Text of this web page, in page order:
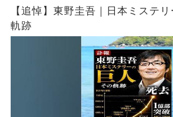
【追悼】東野圭吾｜日本ミステ
軌跡